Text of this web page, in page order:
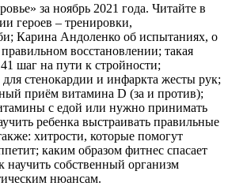
за ноябрь 2021 года. Читайте в
героев – тренировки,
Карина Андоленко об испытаниях, о
восстановлении; такая
шаг на пути к стройности;
стенокардии и инфаркта жесты рук;
приём витамина D (за и против);
с едой или нужно принимать
ребенка выстраивать правильные
хитрости, которые помогут
каким образом фитнес спасает
научить собственный организм
нюансам.